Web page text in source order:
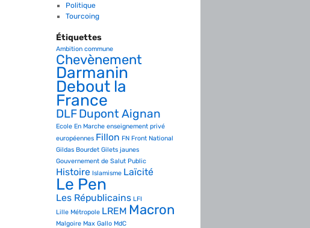
Politique
Tourcoing
Étiquettes
Ambition commune
Chevènement
Darmanin
Debout la
France
DLFDupont Aignan
Ecole En Marche enseignement privé
européennes Fillon FN Front National
Gildas Bourdet Gilets jaunes
Gouvernement de Salut Public
Histoire Islamisme Laïcité
Le Pen
Les Républicains LFI
Lille Métropole LREM Macron
Malgoire Max Gallo MdC